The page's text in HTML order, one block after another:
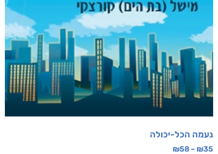
נעמה הכל-יכולה
₪35
–
₪58